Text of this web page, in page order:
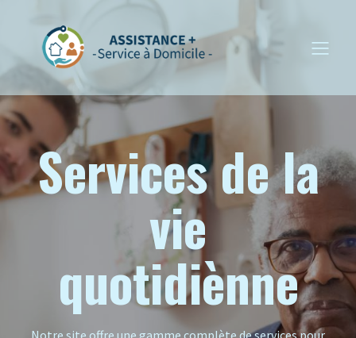
Services de la
vie
quotidiènne
Notre site offre une gamme complète de services pour